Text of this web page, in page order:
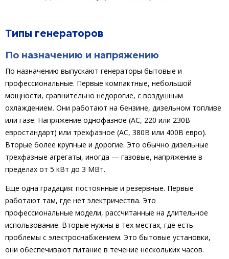
Типы генераторов
По назначению и напряжению
По назначению выпускают генераторы бытовые и
профессиональные. Первые компактные, небольшой
мощности, сравнительно недорогие, с воздушным
охлаждением. Они работают на бензине, дизельном топливе
или газе. Напряжение однофазное (AC, 220 или 230В
евростандарт) или трехфазное (AC, 380В или 400В евро).
Вторые более крупные и дорогие. Это обычно дизельные
трехфазные агрегаты, иногда — газовые, напряжение в
пределах от 5 кВт до 3 МВт.
Еще одна градация: постоянные и резервные. Первые
работают там, где нет электричества. Это
профессиональные модели, рассчитанные на длительное
использование. Вторые нужны в тех местах, где есть
проблемы с электроснабжением. Это бытовые установки,
они обеспечивают питание в течение нескольких часов.